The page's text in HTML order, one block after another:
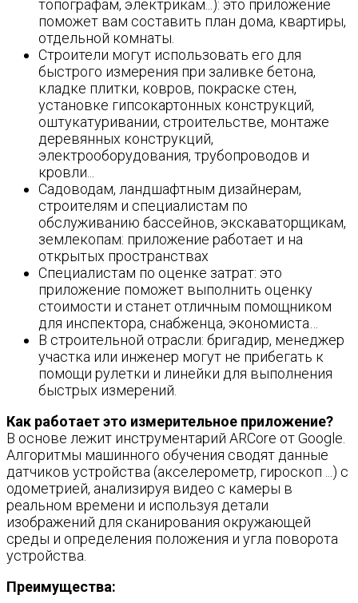
топографам, электрикам...): это приложение
поможет вам составить план дома, квартиры,
отдельной комнаты.
Строители могут использовать его для
быстрого измерения при заливке бетона,
кладке плитки, ковров, покраске стен,
установке гипсокартонных конструкций,
оштукатуривании, строительстве, монтаже
деревянных конструкций,
электрооборудования, трубопроводов и
кровли...
Садоводам, ландшафтным дизайнерам,
строителям и специалистам по
обслуживанию бассейнов, экскаваторщикам,
землекопам: приложение работает и на
открытых пространствах
Специалистам по оценке затрат: это
приложение поможет выполнить оценку
стоимости и станет отличным помощником
для инспектора, снабженца, экономиста…
В строительной отрасли: бригадир, менеджер
участка или инженер могут не прибегать к
помощи рулетки и линейки для выполнения
быстрых измерений.
Как работает это измерительное приложение?
В основе лежит инструментарий ARCore от Google.
Алгоритмы машинного обучения сводят данные
датчиков устройства (акселерометр, гироскоп ...) с
одометрией, анализируя видео с камеры в
реальном времени и используя детали
изображений для сканирования окружающей
среды и определения положения и угла поворота
устройства.
Преимущества: